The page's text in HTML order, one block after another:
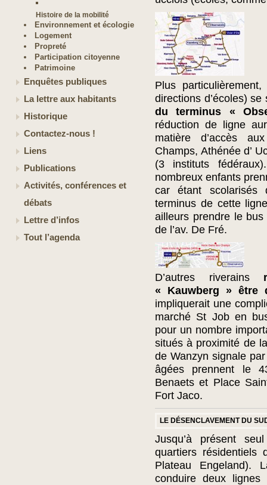
Histoire de la mobilité
Environnement et écologie
Logement
Propreté
Participation citoyenne
Patrimoine
Enquêtes publiques
La lettre aux habitants
Historique
Contactez-nous !
Liens
Publications
Activités, conférences et
débats
Lettre d’infos
Tout l’agenda
Plus
directions d’écoles)
du terminus «
réduction de ligne
matière d’accès
Champs, Athénée d’
(3 instituts
nombreux enfants
car étant scolarisés
terminus de cette
ailleurs prendre le
de l’av. De Fré.
D’autres riverains
« Kauwberg » être
impliquerait une
marché St Job en
pour un nombre
situés à proximité de
de Wanzyn signale
âgées prennent le
Benaets et Place
Fort Jaco.
LE DÉSENCLAVEMENT DU
Jusqu’à présent
quartiers résidentiels
Plateau Engeland).
conduire deux